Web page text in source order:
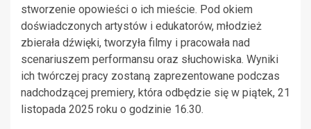
stworzenie opowieści o ich mieście. Pod okiem
doświadczonych artystów i edukatorów, młodzież
zbierała dźwięki, tworzyła filmy i pracowała nad
scenariuszem performansu oraz słuchowiska. Wyniki
ich twórczej pracy zostaną zaprezentowane podczas
nadchodzącej premiery, która odbędzie się w piątek, 21
listopada 2025 roku o godzinie 16.30.